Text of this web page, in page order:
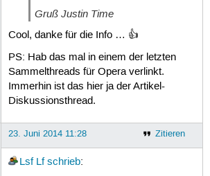
Gruß Justin Time
Cool, danke für die Info … 👍
PS: Hab das mal in einem der letzten
Sammelthreads für Opera verlinkt.
Immerhin ist das hier ja der Artikel-
Diskussionsthread.
Zitieren
23. Juni 2014 11:28
Lsf Lf schrieb: